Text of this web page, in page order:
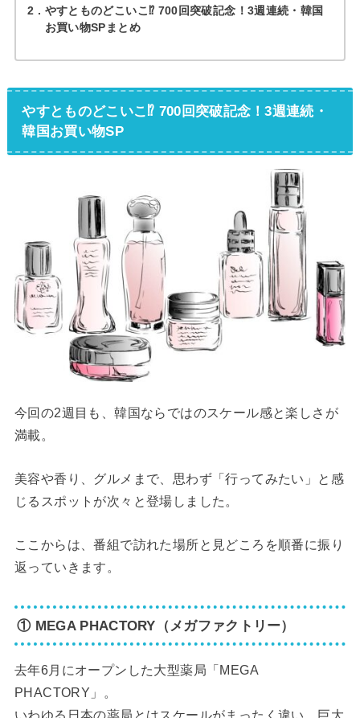
2
やすとものどこいこ⁉︎ 700回突破記念！3週連続・韓国
お買い物SPまとめ
やすとものどこいこ⁉︎ 700回突破記念！3週連続・
韓国お買い物SP
今回の2週目も、韓国ならではのスケール感と楽しさが
満載。
美容や香り、グルメまで、思わず「行ってみたい」と感
じるスポットが次々と登場しました。
ここからは、番組で訪れた場所と見どころを順番に振り
返っていきます。
① MEGA PHACTORY（メガファクトリー）
去年6月にオープンした大型薬局「MEGA
PHACTORY」。
いわゆる日本の薬局とはスケールがまったく違い、巨大